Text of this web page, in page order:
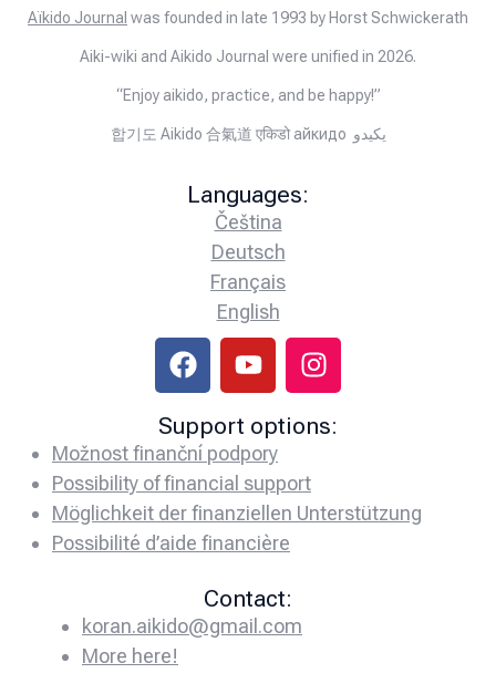
Aïkido Journal was founded in late 1993 by Horst Schwickerath
Aiki-wiki and Aikido Journal were unified in 2026.
“Enjoy aikido, practice, and be happy!”
합기도 Aikido 合氣道 एकिडो айкидо يكيدو
Languages:
Čeština
Deutsch
Français
English
Support options:
Možnost finanční podpory
Possibility of financial support
Möglichkeit der finanziellen Unterstützung
Possibilité d’aide financière
Contact:
koran.aikido@gmail.com
More here!